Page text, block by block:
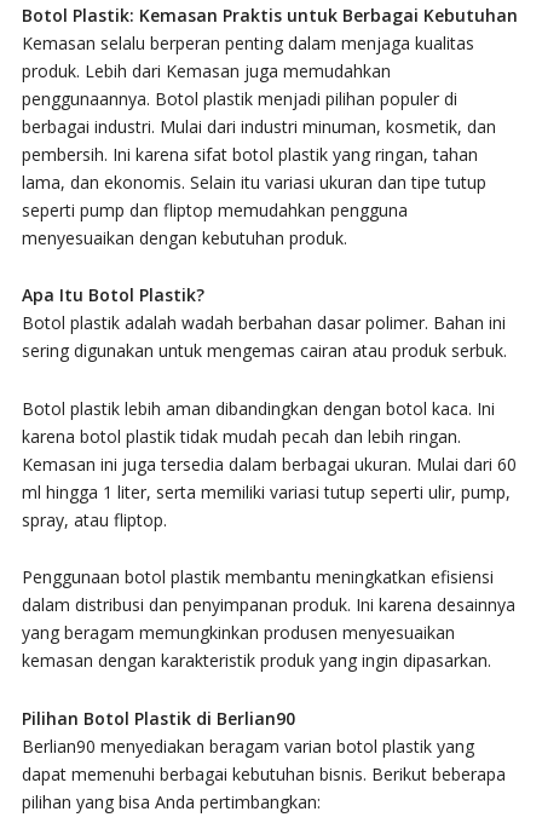
Botol Plastik: Kemasan Praktis untuk Berbagai Kebutuhan
Kemasan selalu berperan penting dalam menjaga kualitas
produk. Lebih dari Kemasan juga memudahkan
penggunaannya. Botol plastik menjadi pilihan populer di
berbagai industri. Mulai dari industri minuman, kosmetik, dan
pembersih. Ini karena sifat botol plastik yang ringan, tahan
lama, dan ekonomis. Selain itu variasi ukuran dan tipe tutup
seperti pump dan fliptop memudahkan pengguna
menyesuaikan dengan kebutuhan produk.
Apa Itu Botol Plastik?
Botol plastik adalah wadah berbahan dasar polimer. Bahan ini
sering digunakan untuk mengemas cairan atau produk serbuk.
Botol plastik lebih aman dibandingkan dengan botol kaca. Ini
karena botol plastik tidak mudah pecah dan lebih ringan.
Kemasan ini juga tersedia dalam berbagai ukuran. Mulai dari 60
ml hingga 1 liter, serta memiliki variasi tutup seperti ulir, pump,
spray, atau fliptop.
Penggunaan botol plastik membantu meningkatkan efisiensi
dalam distribusi dan penyimpanan produk. Ini karena desainnya
yang beragam memungkinkan produsen menyesuaikan
kemasan dengan karakteristik produk yang ingin dipasarkan.
Pilihan Botol Plastik di Berlian90
Berlian90 menyediakan beragam varian botol plastik yang
dapat memenuhi berbagai kebutuhan bisnis. Berikut beberapa
pilihan yang bisa Anda pertimbangkan: